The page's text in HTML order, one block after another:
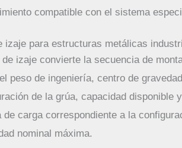
compatible con el sistema
izaje para estructuras metálicas
de izaje convierte la secuencia de
peso de ingeniería, centro de
de la grúa, capacidad disponible
de carga correspondiente a la
nominal máxima.